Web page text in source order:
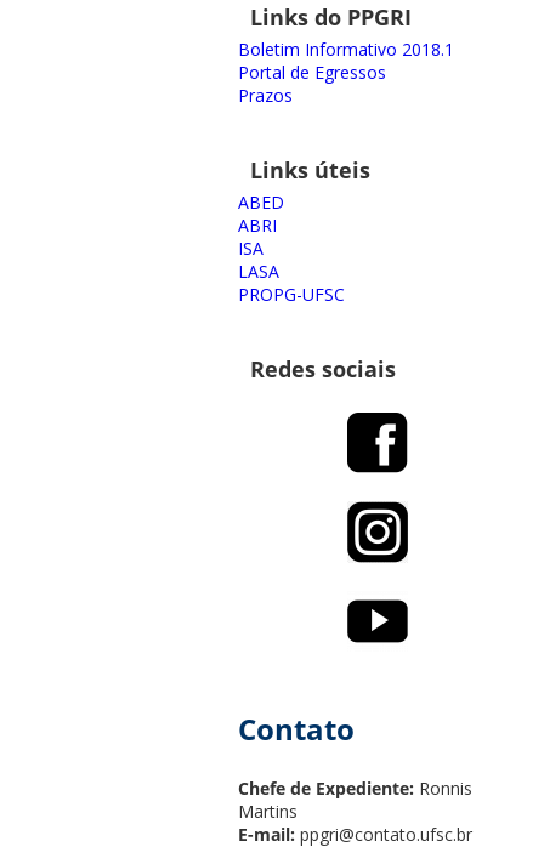
Links do PPGRI
Boletim Informativo 2018.1
Portal de Egressos
Prazos
Links úteis
ABED
ABRI
ISA
LASA
PROPG-UFSC
Redes sociais
Contato
Chefe de Expediente: Ronnis
Martins
E-mail: ppgri@contato.ufsc.br